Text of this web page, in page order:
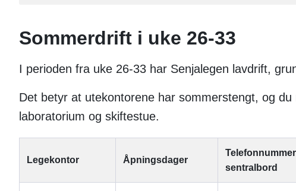
Sommerdrift i uke 26-33
I perioden fra uke 26-33 har Senjalegen lavdrift,
Det betyr at utekontorene har sommerstengt, og
laboratorium og skiftestue.
Legekontor Åpningsdager
Telefonnummer
sentralbord